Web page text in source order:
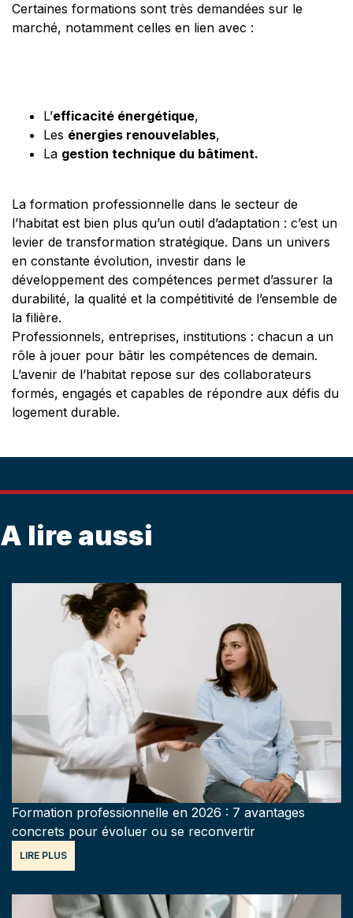
Certaines formations sont très demandées sur le
marché, notamment celles en lien avec :
L’efficacité énergétique,
Les énergies renouvelables,
La gestion technique du bâtiment.
La formation professionnelle dans le secteur de
l’habitat est bien plus qu’un outil d’adaptation : c’est un
levier de transformation stratégique. Dans un univers
en constante évolution, investir dans le
développement des compétences permet d’assurer la
durabilité, la qualité et la compétitivité de l’ensemble de
la filière.
Professionnels, entreprises, institutions : chacun a un
rôle à jouer pour bâtir les compétences de demain.
L’avenir de l’habitat repose sur des collaborateurs
formés, engagés et capables de répondre aux défis du
logement durable.
A lire aussi
Formation professionnelle en 2026 : 7 avantages
concrets pour évoluer ou se reconvertir
LIRE PLUS